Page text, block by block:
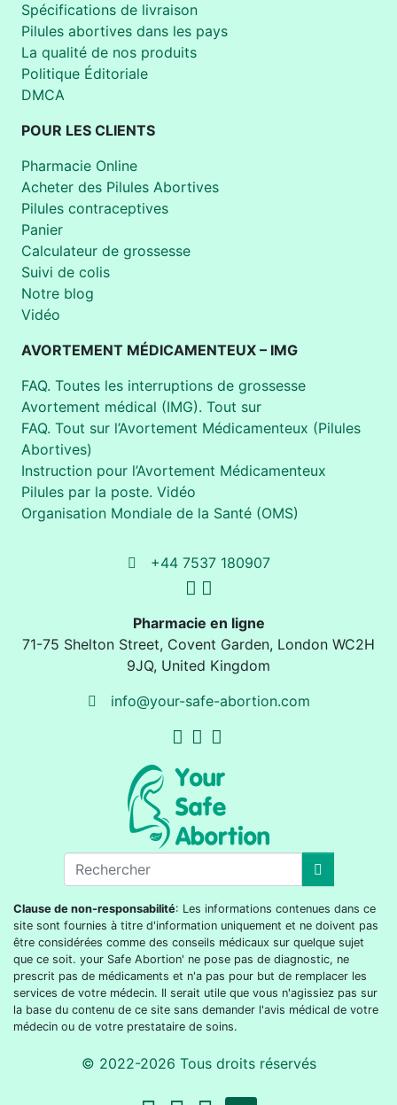
Spécifications de livraison
Pilules abortives dans les pays
La qualité de nos produits
Politique Éditoriale
DMCA
POUR LES CLIENTS
Pharmacie Online
Acheter des Pilules Abortives
Pilules contraceptives
Panier
Calculateur de grossesse
Suivi de colis
Notre blog
Vidéo
AVORTEMENT MÉDICAMENTEUX – IMG
FAQ. Toutes les interruptions de grossesse
Avortement médical (IMG). Tout sur
FAQ. Tout sur l’Avortement Médicamenteux (Pilules
Abortives)
Instruction pour l’Avortement Médicamenteux
Pilules par la poste. Vidéo
Organisation Mondiale de la Santé (OMS)
+44 7537 180907
Pharmacie en ligne
71-75 Shelton Street, Covent Garden, London WC2H
9JQ, United Kingdom
info@your-safe-abortion.com
Clause de non-responsabilité: Les informations contenues dans ce
site sont fournies à titre d'information uniquement et ne doivent pas
être considérées comme des conseils médicaux sur quelque sujet
que ce soit. your Safe Abortion' ne pose pas de diagnostic, ne
prescrit pas de médicaments et n'a pas pour but de remplacer les
services de votre médecin. Il serait utile que vous n'agissiez pas sur
la base du contenu de ce site sans demander l'avis médical de votre
médecin ou de votre prestataire de soins.
© 2022-2026 Tous droits réservés